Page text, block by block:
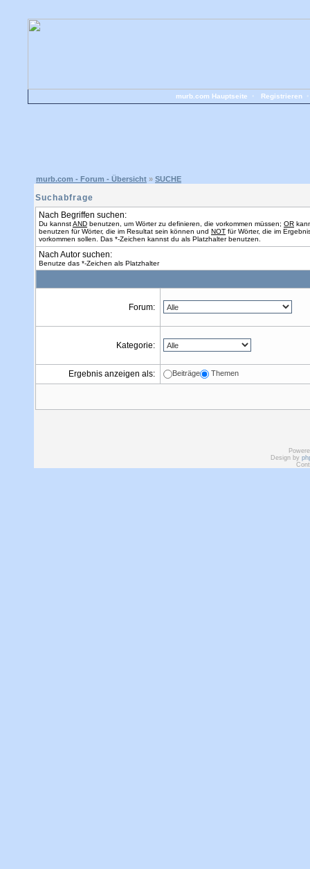
murb.com Hauptseite Registrieren
murb.com - Forum - Übersicht » SUCHE
Suchabfrage
Nach Begriffen suchen:
Du kannstAND benutzen, um Wörter zu definieren, die vorkommen müssen; OR
benutzen für Wörter, die im Resultat sein können und NOT für Wörter, die im
vorkommen sollen. Das *-Zeichen kannst du als Platzhalter benutzen.
Nach Autor suchen:
Benutze das *-Zeichen als Platzhalter
Forum:
Kategorie:
Ergebnis anzeigen als: Beiträge Themen
Design by